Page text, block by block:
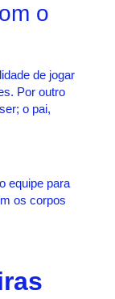
o
de jogar
Por outro
o pai,
equipe para
os corpos